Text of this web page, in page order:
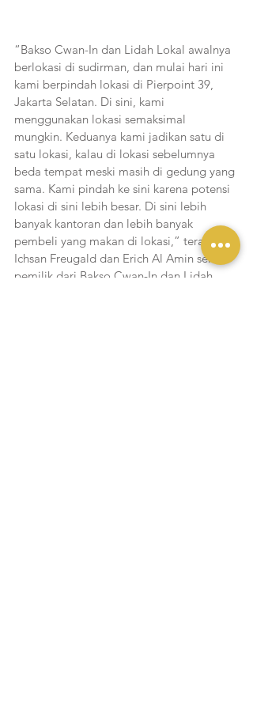
“Bakso Cwan-In dan Lidah Lokal awalnya
berlokasi di sudirman, dan mulai hari ini
kami berpindah lokasi di Pierpoint 39,
Jakarta Selatan. Di sini, kami
menggunakan lokasi semaksimal
mungkin. Keduanya kami jadikan satu di
satu lokasi, kalau di lokasi sebelumnya
beda tempat meski masih di gedung yang
sama. Kami pindah ke sini karena potensi
lokasi di sini lebih besar. Di sini lebih
banyak kantoran dan lebih banyak
pembeli yang makan di lokasi,” terang
Ichsan Freugald dan Erich Al Amin selaku
pemilik dari Bakso Cwan-In dan Lidah